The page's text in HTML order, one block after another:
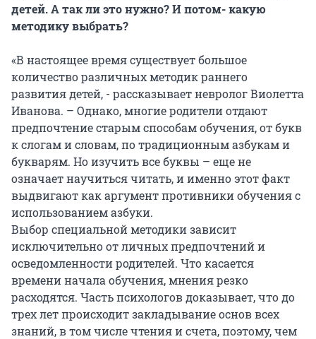
детей. А так ли это нужно? И потом- какую
методику выбрать?
«В настоящее время существует большое
количество различных методик раннего
развития детей, - рассказывает невролог Виолетта
Иванова. – Однако, многие родители отдают
предпочтение старым способам обучения, от букв
к слогам и словам, по традиционным азбукам и
букварям. Но изучить все буквы – еще не
означает научиться читать, и именно этот факт
выдвигают как аргумент противники обучения с
использованием азбуки.
Выбор специальной методики зависит
исключительно от личных предпочтений и
осведомленности родителей. Что касается
времени начала обучения, мнения резко
расходятся. Часть психологов доказывает, что до
трех лет происходит закладывание основ всех
знаний, в том числе чтения и счета, поэтому, чем